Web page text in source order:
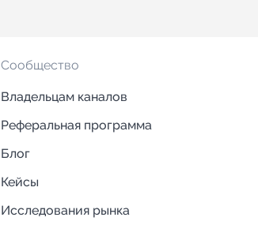
Сообщество
Владельцам каналов
Реферальная программа
Блог
Кейсы
Исследования рынка